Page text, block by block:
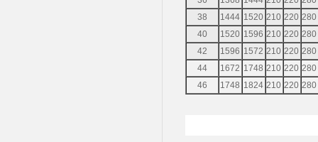
38
1444 1520 210 220 280
40
1520 1596 210 220 280
42
1596 1572 210 220 280
44
1672 1748 210 220 280
46
1748 1824 210 220 280